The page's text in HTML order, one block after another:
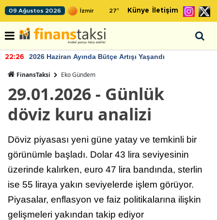
09 Ağustos 2026 27° Künye İletişim
22:26 2026 Haziran Ayında Bütçe Artışı Yaşandı
FinansTaksi Eko Gündem
29.01.2026 - Günlük
döviz kuru analizi
Döviz piyasası yeni güne yatay ve temkinli bir
görünümle başladı. Dolar 43 lira seviyesinin
üzerinde kalırken, euro 47 lira bandında, sterlin
ise 55 liraya yakın seviyelerde işlem görüyor.
Piyasalar, enflasyon ve faiz politikalarına ilişkin
gelişmeleri yakından takip ediyor